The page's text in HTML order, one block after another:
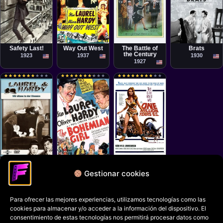
Gestionar cookies
Para ofrecer las mejores experiencias, utilizamos tecnologías como las
cookies para almacenar y/o acceder a la información del dispositivo. El
consentimiento de estas tecnologías nos permitirá procesar datos como
Película
Fred C.
Newmeyer, Sam
Taylor
Safety Last!
1923
Película
James W. Horne
Way Out West
1937
Cortometraje
Clyde Bruckman
The Battle of
the Century
1927
Cortometraje
James Parrott
Brats
1930
★
★ ★
★ ★
★ ★
★ ★
★ ★
★ ★
★ ★
★ ★
★ ★
★
Cortometraje
James W. Horne
Helpmates
1932
★
★ ★
★ ★
★ ★
★ ★
★ ★
★ ★
★ ★
★ ★
★ ★
★
Película
Charley Rogers,
James W. Horne
1936
★
★ ★
★ ★
★ ★
★ ★
★ ★
★ ★
★ ★
★ ★
★ ★
★
Película
Don Chaffey
1966
Política de privacidad
Términos y condiciones